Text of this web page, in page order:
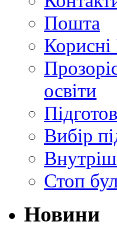
Пошта
Корисні
освіти
Вибір
Стоп
Новини